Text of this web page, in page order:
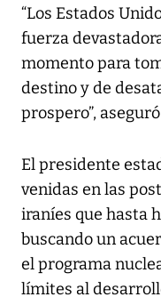
“Los Estados
fuerza
momento para
destino y de
prospero”,
El presidente
venidas en las
iraníes que hasta
buscando un
el programa
límites al